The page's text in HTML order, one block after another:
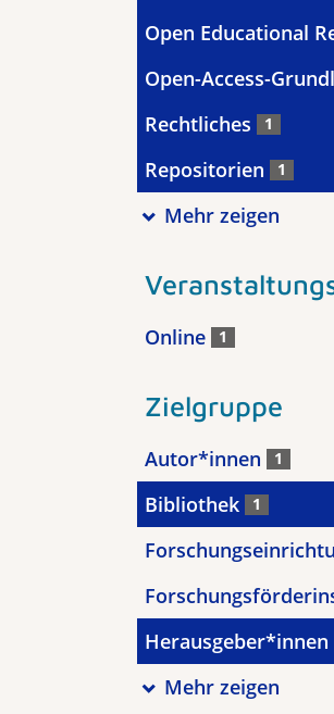
Open Educational
Open-Access-
Rechtliches 1
Repositorien 1
Mehr zeigen
Online 1
Zielgruppe
Autor*innen 1
Bibliothek 1
Herausgeber*innen
Mehr zeigen